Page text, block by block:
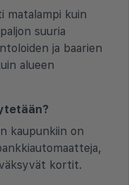
matalampi kuin
suuria
ja baarien
alueen
kaupunkiin on
kortit.